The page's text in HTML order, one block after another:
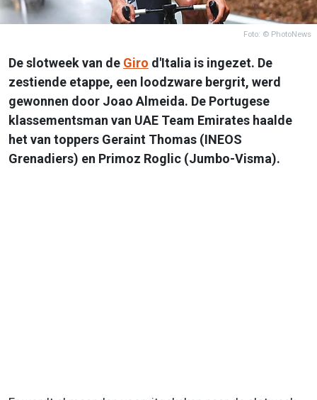
Foto: © PhotoNews
De slotweek van de Giro d'Italia is ingezet. De
zestiende etappe, een loodzware bergrit, werd
gewonnen door Joao Almeida. De Portugese
klassementsman van UAE Team Emirates haalde
het van toppers Geraint Thomas (INEOS
Grenadiers) en Primoz Roglic (Jumbo-Visma).